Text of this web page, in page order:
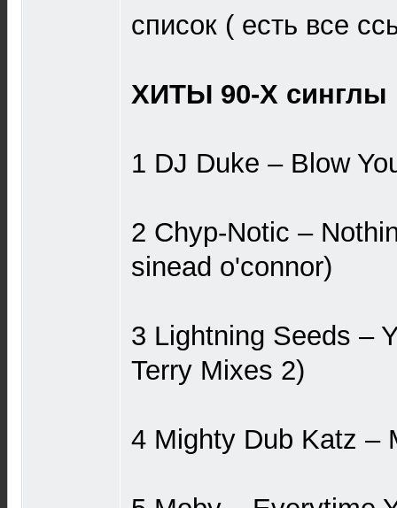
список ( есть все
ХИТЫ 90-Х синглы
1 DJ Duke ‎– Blow
2 Chyp-Notic ‎–
sinead o'connor)
3 Lightning Seeds ‎–
Terry Mixes 2)
4 Mighty Dub Katz ‎–